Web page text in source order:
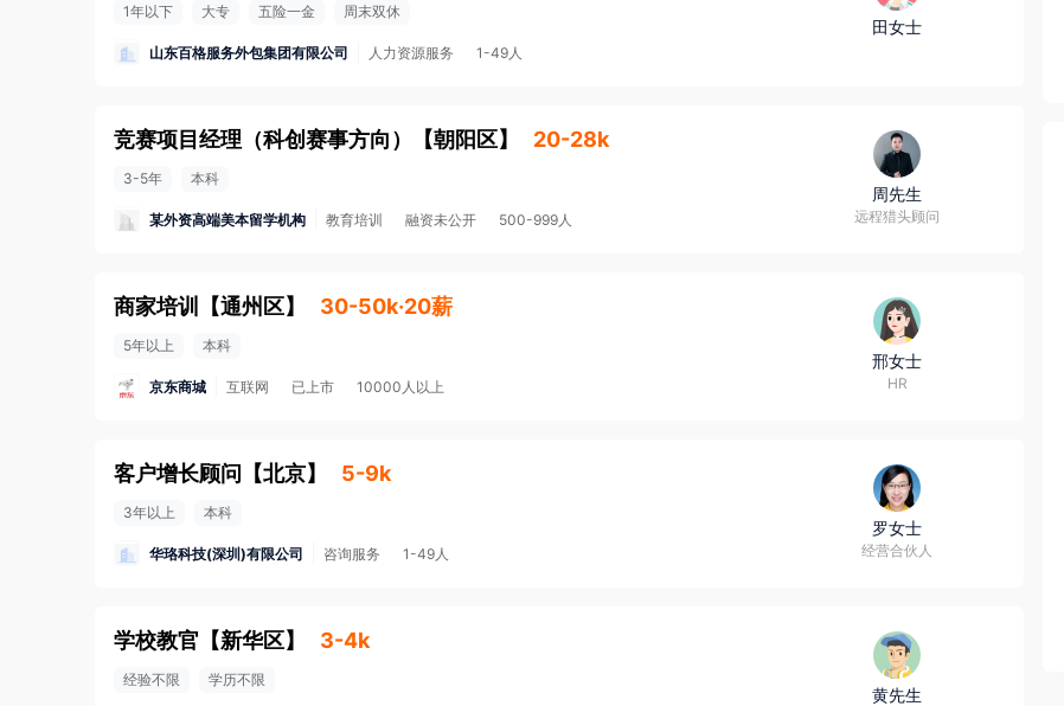
1年以下 大专 五险一金 周末双休
山东百格服务外包集团有限公司 人力资源服务 1-49人
田女士
竞赛项⽬经理（科创赛事⽅向） 【朝阳区】 20-28k
3-5年 本科
某外资高端美本留学机构 教育培训 融资未公开 500-999人
周先生
远程猎头顾问
商家培训 【通州区】 30-50k·20薪
5年以上 本科
京东商城 互联网 已上市 10000人以上
邢女士
HR
客户增长顾问 【北京】 5-9k
3年以上 本科
华珞科技(深圳)有限公司 咨询服务 1-49人
罗女士
经营合伙人
学校教官 【新华区】 3-4k
经验不限 学历不限
黄先生